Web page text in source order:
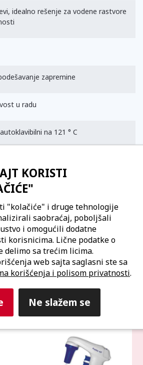
idealno rešenje za vodene rastvore
zapremine
u radu
na 121 ° C
0.025ml - 10 ml
Dosys™ classic 163 - syringe
pipette
KORISTI
"kolačiće" i druge tehnologije
saobraćaj, poboljšali
i omogućili dodatne
korisnicima. Lične podatke o
delimo sa trećim licima.
web sajta saglasni ste sa
korišćenja i polisom privatnosti.
Ne slažem se